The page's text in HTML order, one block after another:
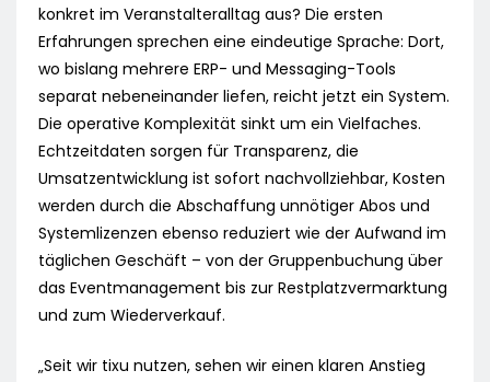
konkret im Veranstalteralltag aus? Die ersten
Erfahrungen sprechen eine eindeutige Sprache: Dort,
wo bislang mehrere ERP- und Messaging-Tools
separat nebeneinander liefen, reicht jetzt ein System.
Die operative Komplexität sinkt um ein Vielfaches.
Echtzeitdaten sorgen für Transparenz, die
Umsatzentwicklung ist sofort nachvollziehbar, Kosten
werden durch die Abschaffung unnötiger Abos und
Systemlizenzen ebenso reduziert wie der Aufwand im
täglichen Geschäft – von der Gruppenbuchung über
das Eventmanagement bis zur Restplatzvermarktung
und zum Wiederverkauf.
„Seit wir tixu nutzen, sehen wir einen klaren Anstieg